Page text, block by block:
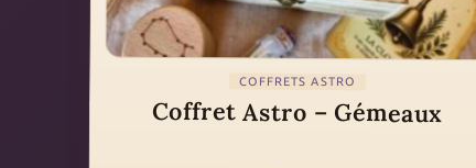
COFFRETS ASTRO
Coffret Astro – Gémeaux